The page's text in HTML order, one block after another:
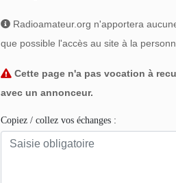
Radioamateur.org n'apportera
que possible l'accès au site à la
Cette page n'a pas vocation à
avec un annonceur.
Copiez / collez vos échanges :